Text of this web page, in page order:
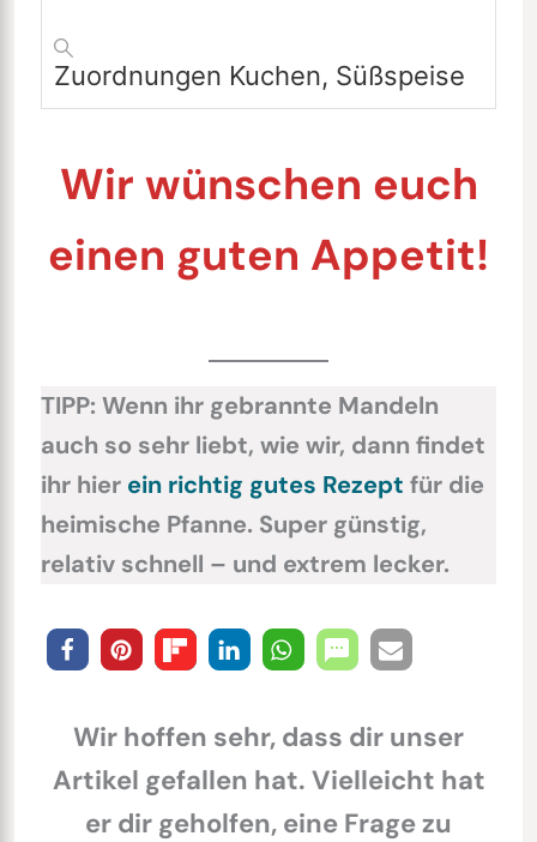
Zuordnungen Kuchen, Süßspeise
Wir wünschen euch
einen guten Appetit!
TIPP: Wenn ihr gebrannte Mandeln
auch so sehr liebt, wie wir, dann findet
ihr hier ein richtig gutes Rezept für die
heimische Pfanne. Super günstig,
relativ schnell – und extrem lecker.
Wir hoffen sehr, dass dir unser
Artikel gefallen hat. Vielleicht hat
er dir geholfen, eine Frage zu